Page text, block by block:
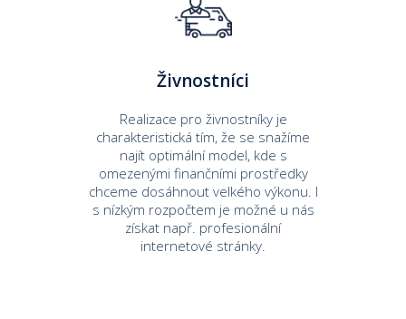
Živnostníci
Realizace pro živnostníky je
charakteristická tím, že se snažíme
najít optimální model, kde s
omezenými finančními prostředky
chceme dosáhnout velkého výkonu. I
s nízkým rozpočtem je možné u nás
získat např. profesionální
internetové stránky.